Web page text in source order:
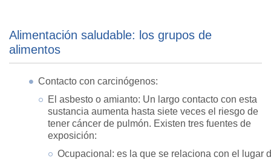
Alimentación saludable: los grupos de
alimentos
Contacto con carcinógenos:
El asbesto o amianto: Un largo contacto con esta
sustancia aumenta hasta siete veces el riesgo de
tener cáncer de pulmón. Existen tres fuentes de
exposición:
Ocupacional: es la que se relaciona con el lugar